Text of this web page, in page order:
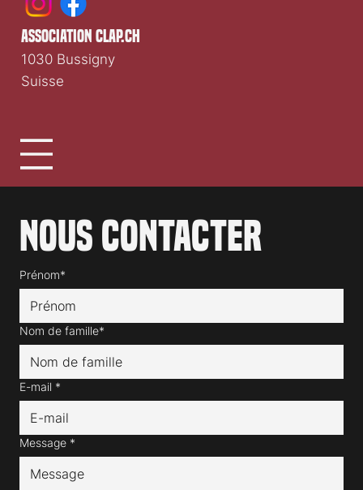
Nous contacter
Prénom*
Nom de famille*
E-mail *
Message *
association clap.ch
1030 Bussigny
Suisse